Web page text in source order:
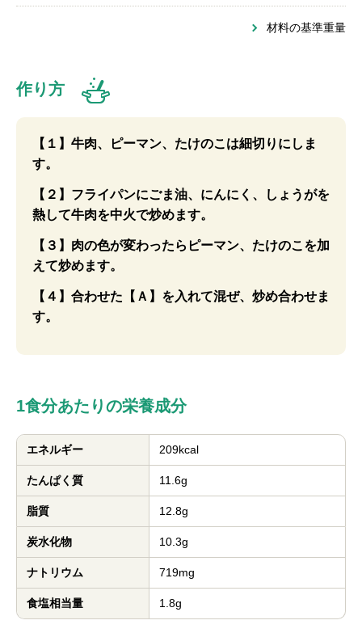
材料の基準重量
作り方
【１】牛肉、ピーマン、たけのこは細切りにしま
す。
【２】フライパンにごま油、にんにく、しょうがを
熱して牛肉を中火で炒めます。
【３】肉の色が変わったらピーマン、たけのこを加
えて炒めます。
【４】合わせた【Ａ】を入れて混ぜ、炒め合わせま
す。
1食分あたりの栄養成分
エネルギー 209kcal
たんぱく質 11.6g
脂質 12.8g
炭水化物 10.3g
ナトリウム 719mg
食塩相当量 1.8g